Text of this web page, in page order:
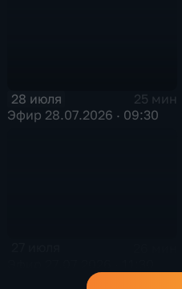
28 июля
25 мин
Эфир 28.07.2026 · 09:30